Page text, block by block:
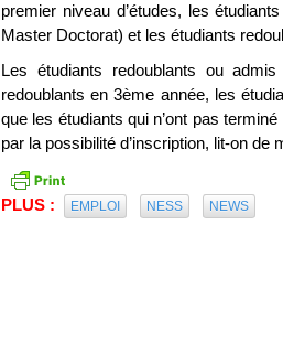
premier niveau d’études, les
Master Doctorat) et les étudiants
Les étudiants redoublants ou
redoublants en 3ème année, les
que les étudiants qui n’ont pas
par la possibilité d’inscription, lit-on de
PLUS : EMPLOI NESS NEWS